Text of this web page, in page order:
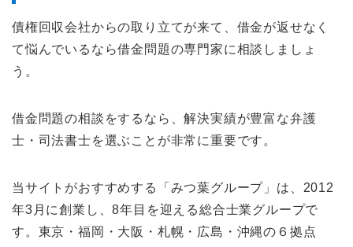
債権回収会社からの取り立てが来て、借金が返せなく
て悩んでいるなら借金問題の専門家に相談しましょ
う。
借金問題の相談をするなら、解決実績が豊富な弁護
士・司法書士を選ぶことが非常に重要です。
当サイトがおすすめする「みつ葉グループ」は、2012
年3月に創業し、8年目を迎える総合士業グループで
す。東京・福岡・大阪・札幌・広島・沖縄の６拠点